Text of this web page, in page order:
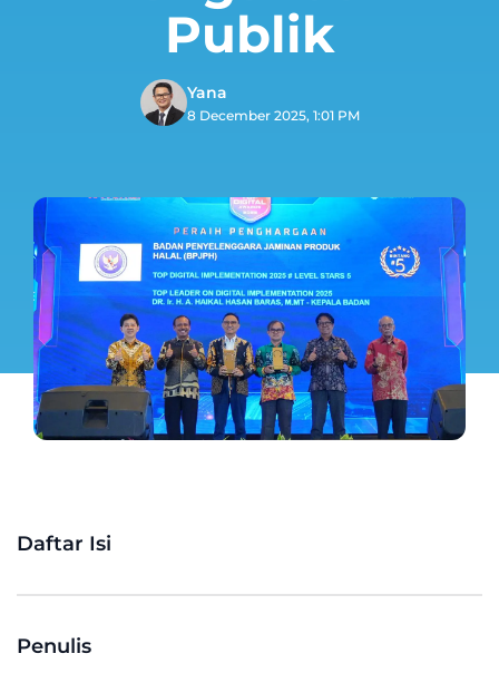
Publik
Yana
8 December 2025, 1:01 PM
Daftar Isi
Penulis